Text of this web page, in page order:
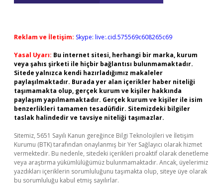
Reklam ve İletişim: Skype: live:.cid.575569c608265c69
Yasal Uyarı: Bu internet sitesi, herhangi bir marka, kurum
veya şahıs şirketi ile hiçbir bağlantısı bulunmamaktadır.
Sitede yalnızca kendi hazırladığımız makaleler
paylaşılmaktadır. Burada yer alan içerikler haber niteliği
taşımamakta olup, gerçek kurum ve kişiler hakkında
paylaşım yapılmamaktadır. Gerçek kurum ve kişiler ile isim
benzerlikleri tamamen tesadüfidir. Sitemizdeki bilgiler
taslak halindedir ve tavsiye niteliği taşımazlar.
Sitemiz, 5651 Sayılı Kanun gereğince Bilgi Teknolojileri ve İletişim
Kurumu (BTK) tarafından onaylanmış bir Yer Sağlayıcı olarak hizmet
vermektedir. Bu nedenle, sitedeki içerikleri proaktif olarak denetleme
veya araştırma yükümlülüğümüz bulunmamaktadır. Ancak, üyelerimiz
yazdıkları içeriklerin sorumluluğunu taşımakta olup, siteye üye olarak
bu sorumluluğu kabul etmiş sayılırlar.